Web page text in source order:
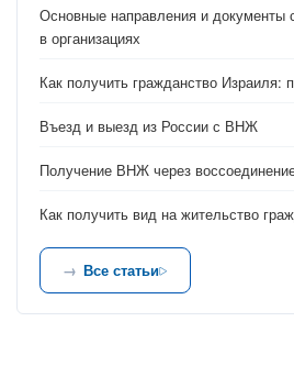
Основные направления и документы
в организациях
Как получить гражданство Израиля:
Въезд и выезд из России с ВНЖ
Получение ВНЖ через
Как получить вид на жительство
Все статьи